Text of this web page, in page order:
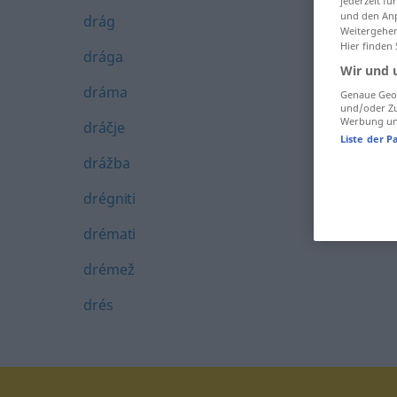
drág
drága
dráma
dráčje
drážba
drégniti
drémati
drémež
drés
und den
Hier finden
Wir und
Genaue
und/oder
Werbung
Liste der